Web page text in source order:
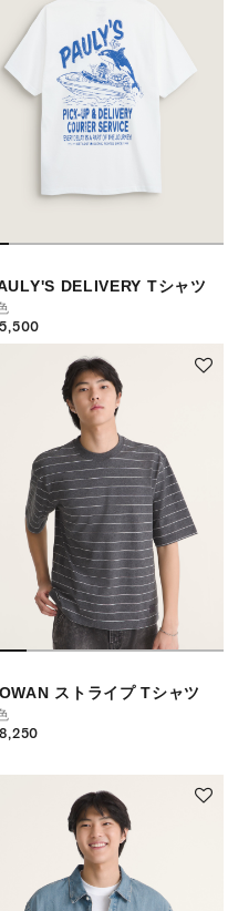
DELIVERY Tシャツ
ストライプ Tシャツ